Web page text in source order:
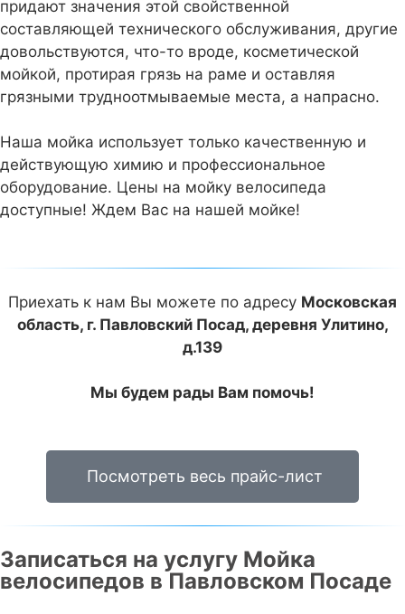
придают значения этой свойственной
составляющей технического обслуживания, другие
довольствуются, что-то вроде, косметической
мойкой, протирая грязь на раме и оставляя
грязными трудноотмываемые места, а напрасно.
Наша мойка использует только качественную и
действующую химию и профессиональное
оборудование. Цены на мойку велосипеда
доступные! Ждем Вас на нашей мойке!
Приехать к нам Вы можете по адресу Московская
область, г. Павловский Посад, деревня Улитино,
д.139
Мы будем рады Вам помочь!
Посмотреть весь прайс-лист
Записаться на услугу Мойка
велосипедов в Павловском Посаде